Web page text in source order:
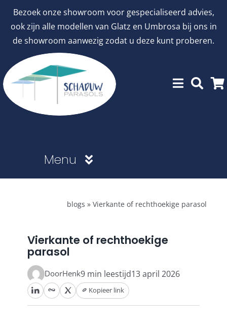
Bezoek onze showroom voor gespecialiseerd advies,
ook zijn alle modellen van Glatz en Umbrosa bij ons in
de showroom aanwezig zodat u deze kunt proberen.
inhoud
Menu
Stokparasols
Zweefparasols
blogs » Vierkante of rechthoekige parasol
Vierkante of rechthoekige
parasol
DoorHenk9 min leestijd13 april 2026
Kopieer link